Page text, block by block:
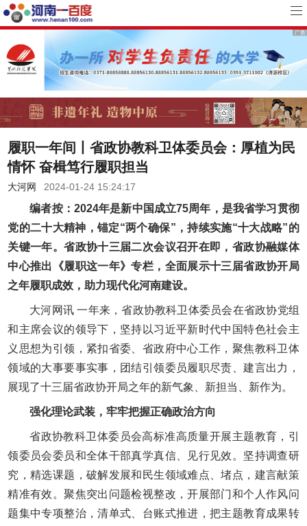
履职一年间丨省政协教科卫体委员会：厚植为民
情怀 奋楫笃行履职担当
大河网 2024-01-24 15:24:17
编者按：2024年是新中国成立75周年，是我省学习贯彻
党的二十大精神，锚定“两个确保”，持续实施“十大战略”的
关键一年。省政协十三届二次会议召开在即，省政协融媒体
中心推出《履职这一年》专栏，全面展示十三届省政协开局
之年履职成效，助力现代化河南建设。
大河网讯 一年来，省政协教科卫体委员会在省政协党组
和主席会议的领导下，坚持以习近平新时代中国特色社会主
义思想为引领，紧扣省委、省政府中心工作，聚焦教科卫体
领域的大事要事实事，团结引领委员履职尽责、建言出力，
展现了十三届省政协开局之年的新气象、新担当、新作为。
强化理论武装，牢牢把握正确政治方向
省政协教科卫体委员会高标准高质量开展主题教育，引
领委员会委员和全体干部真学真信、见行见效。坚持调查研
究，精选课题，破解发展和民生领域难点、堵点，建言献策
精准有效。聚焦突出问题检视整改，开展部门和个人作风问
题集中专项整治，清单式、台账式推进，把主题教育成果转